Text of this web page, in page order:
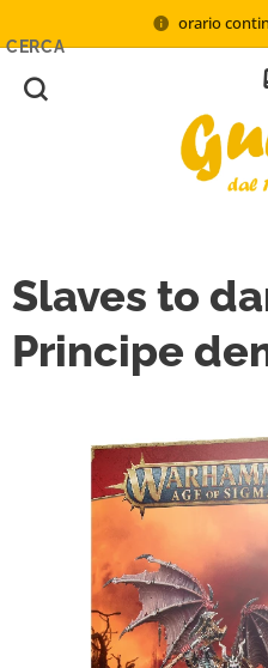
orario
CERCA
Slaves to
Principe